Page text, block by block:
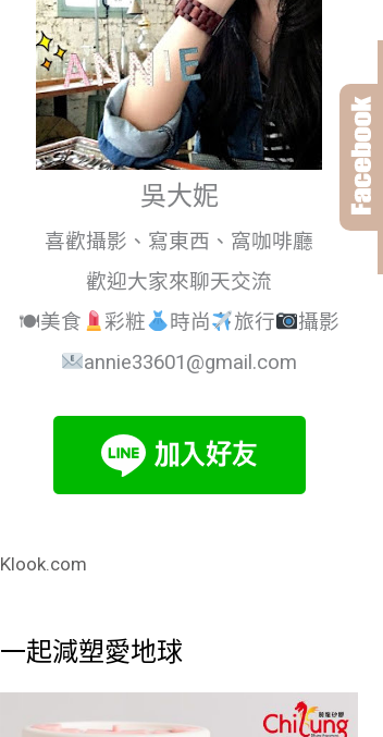
吳大妮
喜歡攝影、寫東西、窩咖啡廳
歡迎大家來聊天交流
🍽美食
彩粧 時尚 旅行
攝影
annie33601@gmail.com
Klook.com
一起減塑愛地球